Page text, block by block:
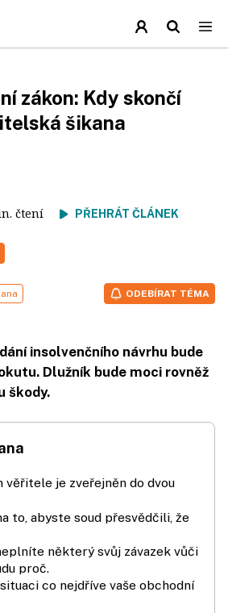
zákon: Kdy skončí
šikana
čtení PŘEHRÁT ČLÁNEK
ODEBÍRAT TÉMA
insolvenčního návrhu bude
Dlužník bude moci rovněž
škody.
věřitele je zveřejněn do dvou
to, abyste soud přesvědčili, že
některý svůj závazek vůči
proč.
co nejdříve vaše obchodní